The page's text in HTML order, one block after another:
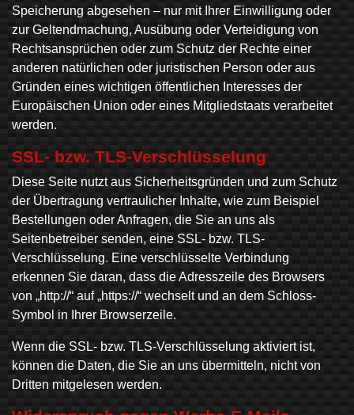
Speicherung abgesehen – nur mit Ihrer Einwilligung oder
zur Geltendmachung, Ausübung oder Verteidigung von
Rechtsansprüchen oder zum Schutz der Rechte einer
anderen natürlichen oder juristischen Person oder aus
Gründen eines wichtigen öffentlichen Interesses der
Europäischen Union oder eines Mitgliedstaats verarbeitet
werden.
SSL- bzw. TLS-Verschlüsselung
Diese Seite nutzt aus Sicherheitsgründen und zum Schutz
der Übertragung vertraulicher Inhalte, wie zum Beispiel
Bestellungen oder Anfragen, die Sie an uns als
Seitenbetreiber senden, eine SSL- bzw. TLS-
Verschlüsselung. Eine verschlüsselte Verbindung
erkennen Sie daran, dass die Adresszeile des Browsers
von „http://“ auf „https://“ wechselt und an dem Schloss-
Symbol in Ihrer Browserzeile.
Wenn die SSL- bzw. TLS-Verschlüsselung aktiviert ist,
können die Daten, die Sie an uns übermitteln, nicht von
Dritten mitgelesen werden.